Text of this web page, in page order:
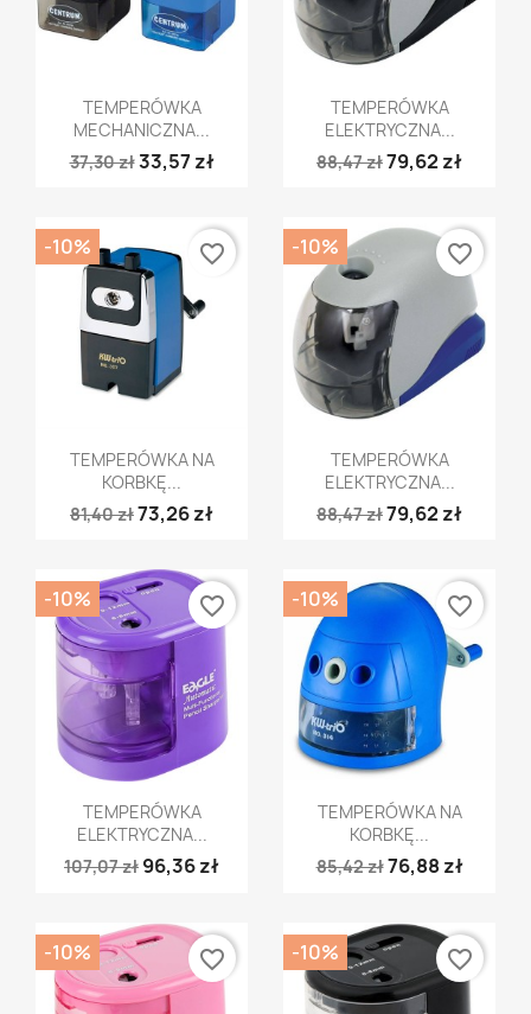
Szybki podgląd
TEMPERÓWKA
MECHANICZNA...
37,30 zł33,57 zł
Szybki podgląd
TEMPERÓWKA
ELEKTRYCZNA...
88,47 zł79,62 zł
Szybki podgląd
TEMPERÓWKA NA
KORBKĘ...
81,40 zł73,26 zł
-10% favorite_border
Szybki podgląd
TEMPERÓWKA
ELEKTRYCZNA...
88,47 zł79,62 zł
-10% favorite_border
Szybki podgląd
TEMPERÓWKA
ELEKTRYCZNA...
107,07 zł 96,36 zł
-10% favorite_border
Szybki podgląd
TEMPERÓWKA NA
KORBKĘ...
85,42 zł76,88 zł
-10% favorite_border
-10% favorite_border -10% favorite_border